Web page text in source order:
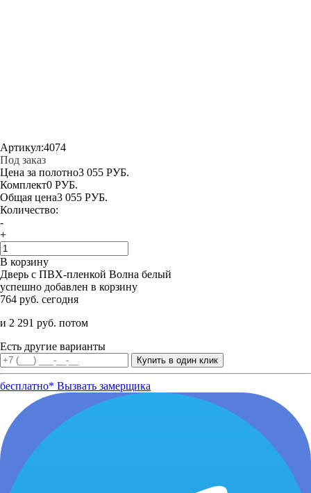
Артикул:4074
Под заказ
Цена за полотно3 055 РУБ.
Комплект0 РУБ.
Общая цена3 055 РУБ.
Количество:
-
+
В корзину
Дверь с ПВХ-пленкой Волна белый
успешно добавлен в корзину
764 руб. сегодня
и 2 291 руб. потом
Есть другие варианты
бесплатно* Вызвать замерщика